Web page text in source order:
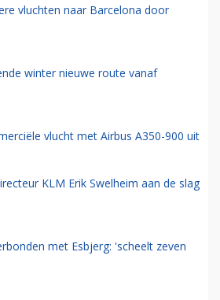
vluchten naar Barcelona door
winter nieuwe route vanaf
vlucht met Airbus A350-900 uit
KLM Erik Swelheim aan de slag
met Esbjerg: 'scheelt zeven